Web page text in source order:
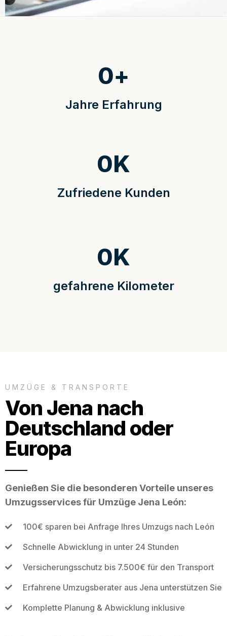
Jahre Erfahrung
0+
Zufriedene Kunden
0K
gefahrene Kilometer
0K
UMZÜGE & TRANSPORTE
Von Jena nach
Deutschland oder
Europa
Genießen Sie die besonderen Vorteile unseres
Umzugsservices für Umzüge Jena León:
100€ sparen bei Anfrage Ihres Umzugs nach León
Schnelle Abwicklung in unter 24 Stunden
Versicherungsschutz bis 7.500€ für den Transport
Erfahrene Umzugsberater aus Jena unterstützen Sie
Komplette Planung & Abwicklung inklusive